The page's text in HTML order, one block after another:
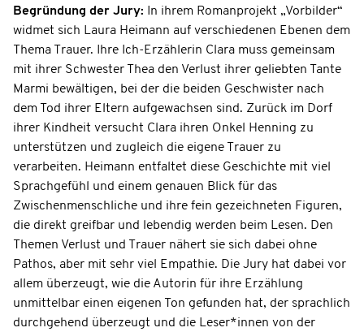
Begründung der Jury: In ihrem Romanprojekt „Vorbilder“
widmet sich Laura Heimann auf verschiedenen Ebenen dem
Thema Trauer. Ihre Ich-Erzählerin Clara muss gemeinsam
mit ihrer Schwester Thea den Verlust ihrer geliebten Tante
Marmi bewältigen, bei der die beiden Geschwister nach
dem Tod ihrer Eltern aufgewachsen sind. Zurück im Dorf
ihrer Kindheit versucht Clara ihren Onkel Henning zu
unterstützen und zugleich die eigene Trauer zu
verarbeiten. Heimann entfaltet diese Geschichte mit viel
Sprachgefühl und einem genauen Blick für das
Zwischenmenschliche und ihre fein gezeichneten Figuren,
die direkt greifbar und lebendig werden beim Lesen. Den
Themen Verlust und Trauer nähert sie sich dabei ohne
Pathos, aber mit sehr viel Empathie. Die Jury hat dabei vor
allem überzeugt, wie die Autorin für ihre Erzählung
unmittelbar einen eigenen Ton gefunden hat, der sprachlich
durchgehend überzeugt und die Leser*innen von der